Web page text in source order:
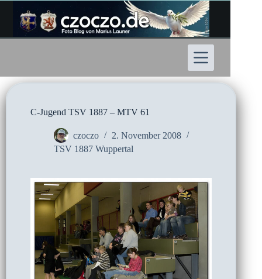
Inhalt
springen
C-Jugend TSV 1887 – MTV 61
czoczo
2. November 2008
TSV 1887 Wuppertal